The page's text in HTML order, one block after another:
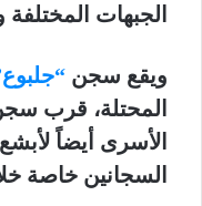
الجبهات
ويقع سجن
المحتلة، قرب
الأسرى أيضاً
السجانين خاصة